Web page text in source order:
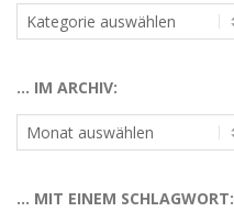
…
nach
… IM ARCHIV:
…
im
… MIT EINEM SCHLAGWORT: